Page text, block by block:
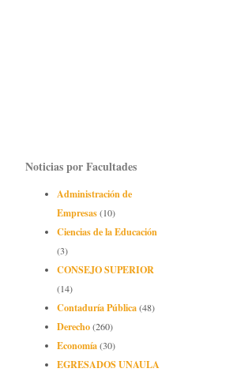
Noticias por Facultades
Administración de
Empresas(10)
Ciencias de la Educación
(3)
CONSEJO SUPERIOR
(14)
Contaduría Pública(48)
Derecho(260)
Economía(30)
EGRESADOS UNAULA